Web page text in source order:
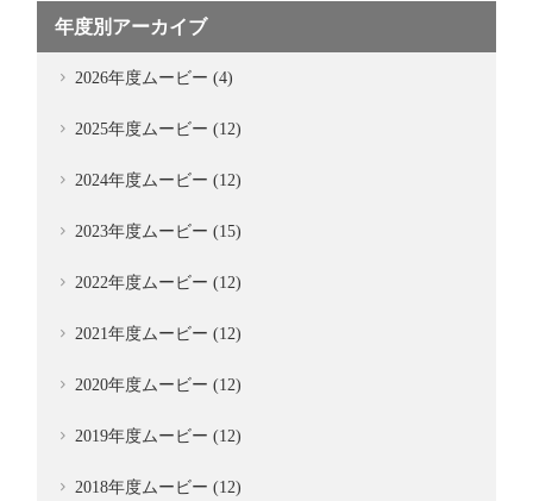
年度別アーカイブ
2026年度ムービー (4)
2025年度ムービー (12)
2024年度ムービー (12)
2023年度ムービー (15)
2022年度ムービー (12)
2021年度ムービー (12)
2020年度ムービー (12)
2019年度ムービー (12)
2018年度ムービー (12)